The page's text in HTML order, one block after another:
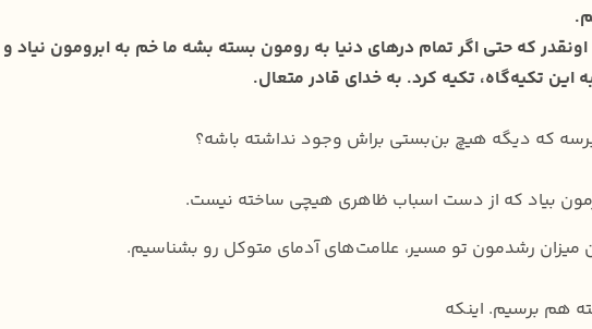
که حتی اگر تمام درهای دنیا به رومون بسته بشه ما خم به ابرومون نیاد
تکیه‌گاه، تکیه کرد. به خدای قادر متعال.
که دیگه هیچ بن‌بستی براش وجود نداشته باشه؟
بیاد که از دست اسباب ظاهری هیچی ساخته نیست.
رشدمون تو مسیر، علامت‌های آدمای متوکل رو بشناسیم.
هم برسیم. اینکه